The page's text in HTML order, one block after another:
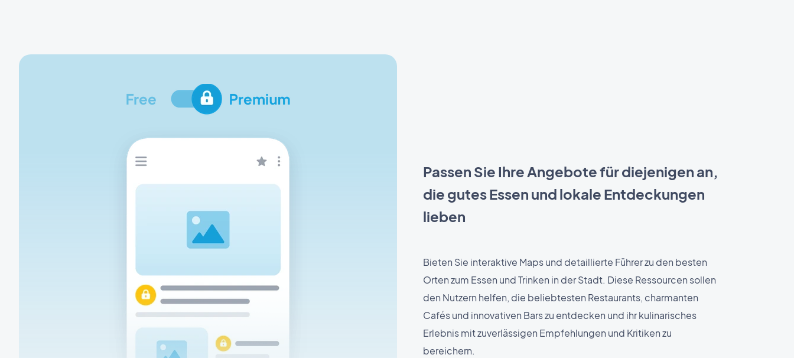
Passen Sie Ihre Angebote für diejenigen an,
die gutes Essen und lokale Entdeckungen
lieben
Bieten Sie interaktive Maps und detaillierte Führer zu den besten
Orten zum Essen und Trinken in der Stadt. Diese Ressourcen sollen
den Nutzern helfen, die beliebtesten Restaurants, charmanten
Cafés und innovativen Bars zu entdecken und ihr kulinarisches
Erlebnis mit zuverlässigen Empfehlungen und Kritiken zu
bereichern.